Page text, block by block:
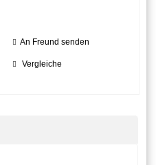
An Freund senden
Vergleiche